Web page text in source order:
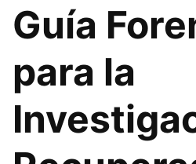
Guía
para la